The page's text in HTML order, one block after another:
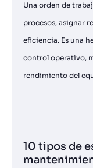
Una orden de
procesos, asignar
eficiencia. Es una
control operativo,
rendimiento del
10 tipos de